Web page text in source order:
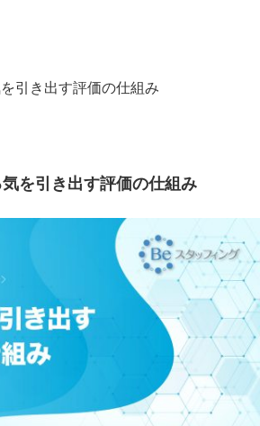
引き出す評価の仕組み
気を引き出す評価の仕組み